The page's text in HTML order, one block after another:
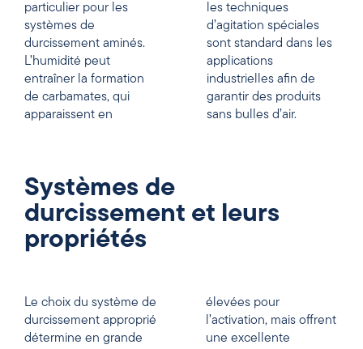
particulier pour les
systèmes de
durcissement aminés.
L’humidité peut
entraîner la formation
de carbamates, qui
apparaissent en
les techniques
d’agitation spéciales
sont standard dans les
applications
industrielles afin de
garantir des produits
sans bulles d’air.
Systèmes de
durcissement et leurs
propriétés
Le choix du système de
durcissement approprié
détermine en grande
élevées pour
l’activation, mais offrent
une excellente